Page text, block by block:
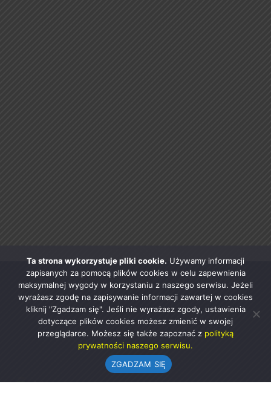
Ta strona wykorzystuje pliki cookie. Używamy informacji
zapisanych za pomocą plików cookies w celu zapewnienia
maksymalnej wygody w korzystaniu z naszego serwisu. Jeżeli
wyrażasz zgodę na zapisywanie informacji zawartej w cookies
kliknij "Zgadzam się". Jeśli nie wyrażasz zgody, ustawienia
dotyczące plików cookies możesz zmienić w swojej
przeglądarce. Możesz się także zapoznać z polityką
prywatności naszego serwisu.
ZGADZAM SIĘ